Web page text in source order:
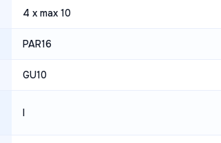
4 x max 10
PAR16
GU10
I